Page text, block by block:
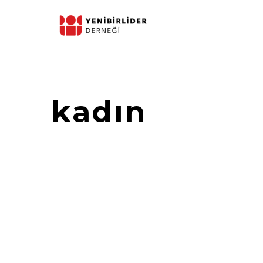
kadın